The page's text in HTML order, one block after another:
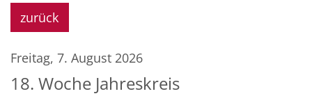
zurück
Freitag, 7. August 2026
18. Woche Jahreskreis